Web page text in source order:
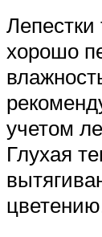
хорошо
учетом
Глухая